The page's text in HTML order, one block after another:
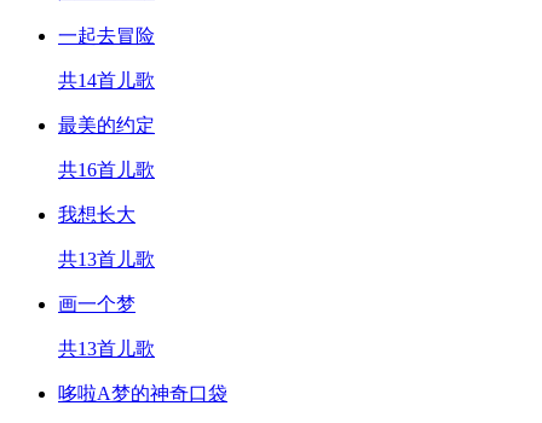
一起去冒险
共14首儿歌
最美的约定
共16首儿歌
我想长大
共13首儿歌
画一个梦
共13首儿歌
哆啦A梦的神奇口袋